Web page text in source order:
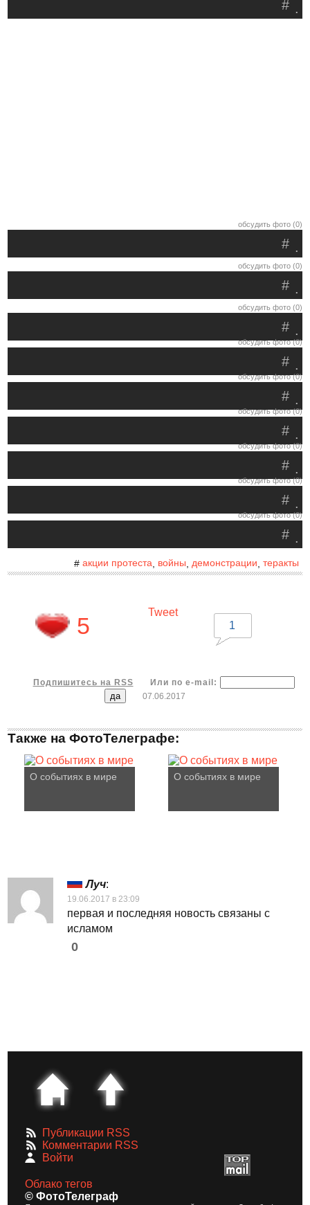
.
#
обсудить фото (0)
.
#
обсудить фото (0)
.
#
обсудить фото (0)
.
#
обсудить фото (0)
.
#
обсудить фото (0)
.
#
обсудить фото (0)
.
#
обсудить фото (0)
.
#
обсудить фото (0)
.
#
обсудить фото (0)
.
#
# акции протеста, войны демонстрации теракты
5
Tweet
1
Подпишитесь на RSS
Или по e-mail:
07.06.2017
Также на ФотоТелеграфе:
О событиях в мире О событиях в мире
Луч:
19.06.2017 в 23:09
первая и последняя новость связаны с
исламом
0
Публикации RSS
Комментарии RSS
Войти
Облако тегов
© ФотоТелеграф